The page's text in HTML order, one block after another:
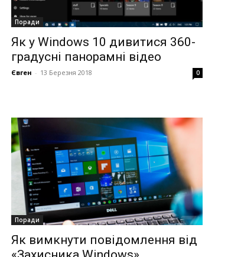
Поради
Як у Windows 10 дивитися 360-
градусні панорамні відео
Євген - 13 Березня 2018 0
Поради
Як вимкнути повідомлення від